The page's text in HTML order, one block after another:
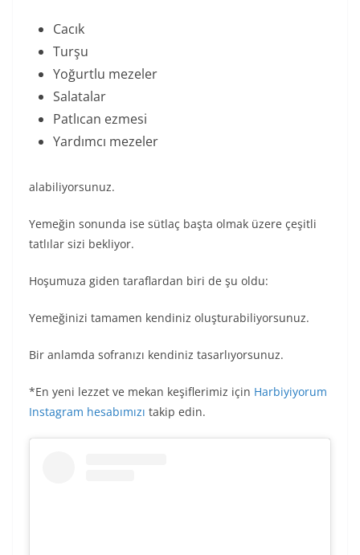
Cacık
Turşu
Yoğurtlu mezeler
Salatalar
Patlıcan ezmesi
Yardımcı mezeler
alabiliyorsunuz.
Yemeğin sonunda ise sütlaç başta olmak üzere çeşitli
tatlılar sizi bekliyor.
Hoşumuza giden taraflardan biri de şu oldu:
Yemeğinizi tamamen kendiniz oluşturabiliyorsunuz.
Bir anlamda sofranızı kendiniz tasarlıyorsunuz.
*En yeni lezzet ve mekan keşiflerimiz için Harbiyiyorum
Instagram hesabımızı takip edin.